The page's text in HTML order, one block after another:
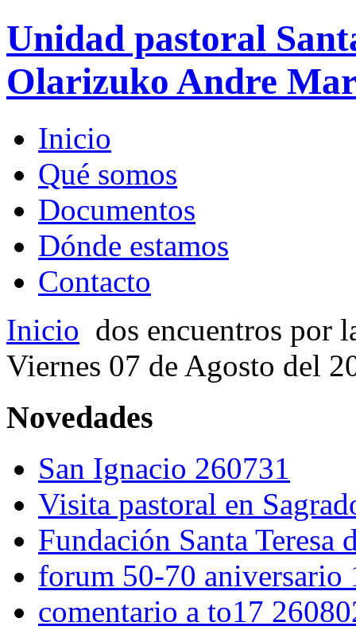
Unidad pastoral
Olarizuko Andre
Inicio
Qué somos
Documentos
Dónde estamos
Contacto
Inicio dos encuentros por
Viernes 07 de Agosto del
Novedades
San Ignacio 260731
Visita pastoral en
Fundación Santa Teresa
forum 50-70 aniversario
comentario a to17